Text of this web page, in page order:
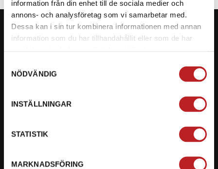
information från din enhet till de sociala medier och
annons- och analysföretag som vi samarbetar med.
Dessa kan i sin tur kombinera informationen med annan
information som du har tillhandahållit eller som de har
NÖDVÄNDIG
INSTÄLLNINGAR
STATISTIK
MARKNADSFÖRING
Org. nummer: 5566689278
Ryckepungsvägen 3, 79177 Falun